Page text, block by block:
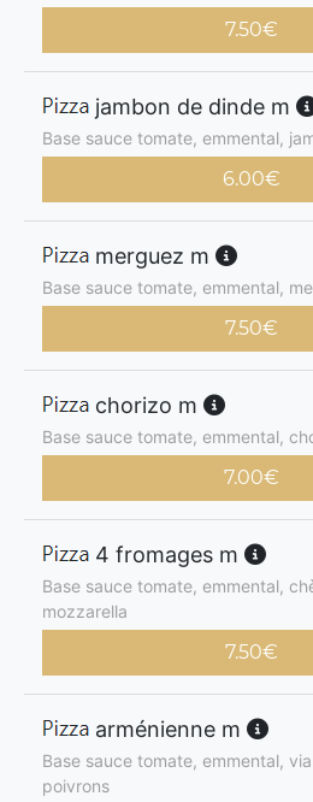
7.50€
jambon de dinde m
Base sauce tomate, emmental,
6.00€
merguez m
Base sauce tomate, emmental,
7.50€
chorizo m
Base sauce tomate, emmental,
7.00€
4 fromages m
Base sauce tomate, emmental,
mozzarella
7.50€
arménienne m
Base sauce tomate, emmental,
poivrons